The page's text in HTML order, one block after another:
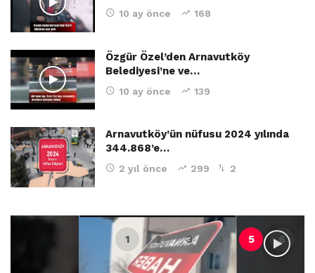
10 ay önce 168
Özgür Özel’den Arnavutköy
Belediyesi’ne ve…
10 ay önce 139
Arnavutköy’ün nüfusu 2024 yılında
344.868’e…
2 yıl önce 299 2